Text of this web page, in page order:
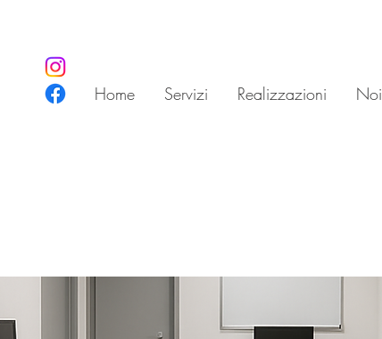
Home Servizi Realizzazioni Noi